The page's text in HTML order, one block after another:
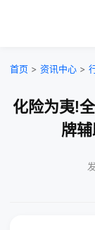
首页 > 资讯中心 >
化险为夷!
牌